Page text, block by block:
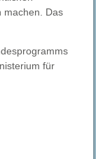
machen. Das
für